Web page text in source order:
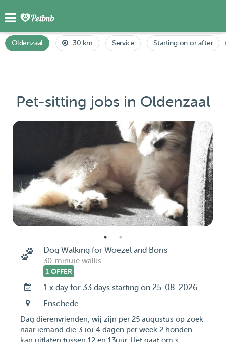
Oldenzaal 30 km Service Starting on or after
Pet-sitting jobs in Oldenzaal
Dog Walking for Woezel and Boris
30-minute walks
1 OFFER
1 x day for 33 days starting on 25-08-2026
Enschede
Dag dierenvrienden, wij zijn per 25 augustus op zoek
naar iemand die 3 tot 4 dagen per week 2 honden